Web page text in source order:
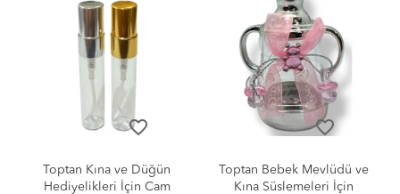
favorite_border
Toptan Bebek Mevlüdü ve
Kına Süslemeleri İçin
favorite_border
Toptan Kına ve Nikah
Hediyelikleri İçin Plastik